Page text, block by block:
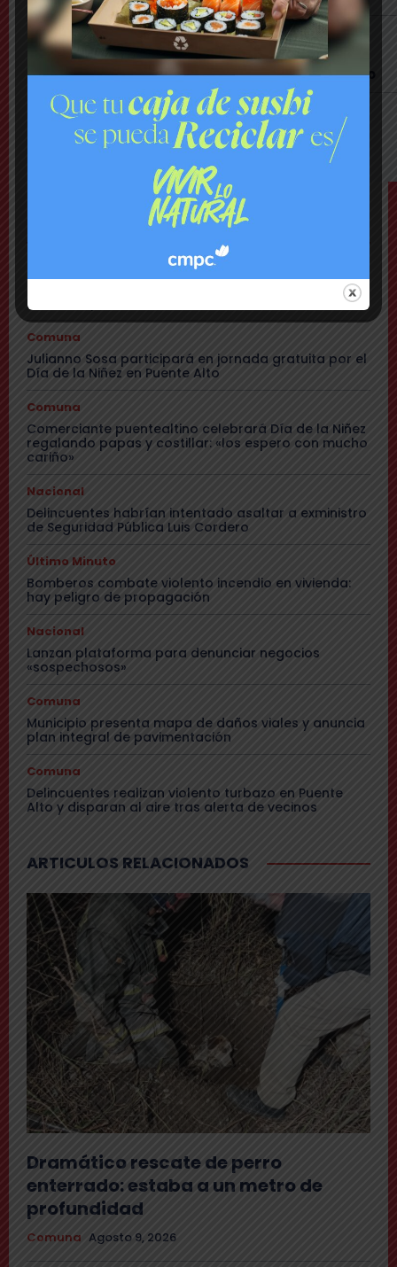
Nacional
Delincuentes habrían intentado asaltar a
exministro de Seguridad Pública Luis Cordero
Último Minuto
Bomberos combate violento incendio en
vivienda: hay peligro de propagación
Dramático rescate de perro enterrado: estaba a un
metro de profundidad
Comuna
Julianno Sosa participará en jornada gratuita por el
Día de la Niñez en Puente Alto
Comuna
Comerciante puentealtino celebrará Día de la Niñez
regalando papas y costillar: «los espero con mucho
cariño»
Nacional
Delincuentes habrían intentado asaltar a exministro
de Seguridad Pública Luis Cordero
Último Minuto
Bomberos combate violento incendio en vivienda:
hay peligro de propagación
Nacional
Lanzan plataforma para denunciar negocios
«sospechosos»
Comuna
Municipio presenta mapa de daños viales y anuncia
plan integral de pavimentación
Comuna
Delincuentes realizan violento turbazo en Puente
Alto y disparan al aire tras alerta de vecinos
ARTICULOS RELACIONADOS
Dramático rescate de perro
enterrado: estaba a un metro de
profundidad
Comuna Agosto 9, 2026